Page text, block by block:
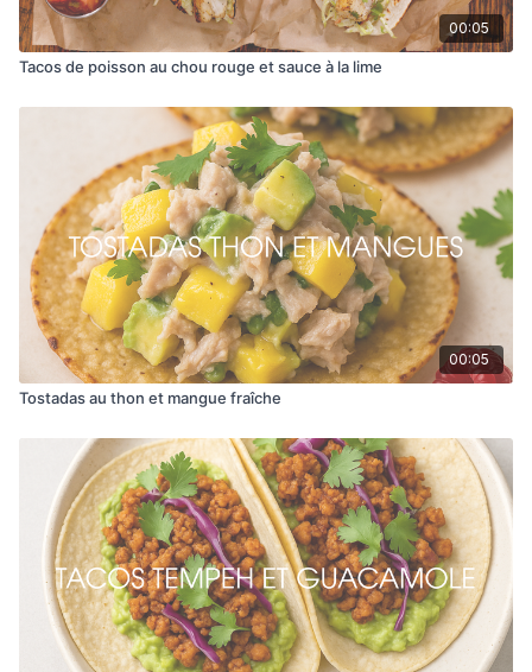
00:05
Tacos de poisson au chou rouge et sauce à la lime
00:05
Tostadas au thon et mangue fraîche